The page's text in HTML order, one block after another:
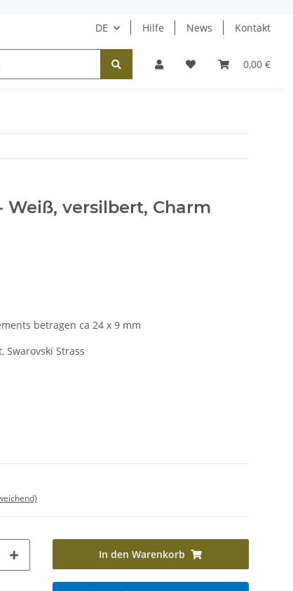
DE
Hilfe News Kontakt
0,00 €
Halsketten Ohrringe
Weiß, versilbert, Charm
betragen ca 24 x 9 mm
Swarovski Strass
In den Warenkorb